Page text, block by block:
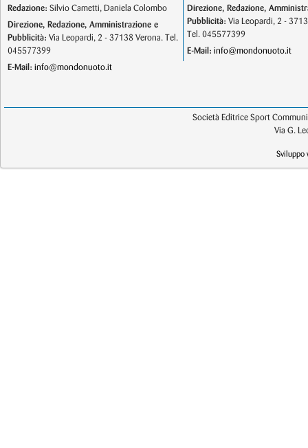
Redazione: Silvio Cametti, Daniela Colombo
Direzione, Redazione, Amministrazione e
Pubblicità: Via Leopardi, 2 - 37138 Verona. Tel.
045577399
E-Mail: info@mondonuoto.it
Direzione, Redazione,
Pubblicità: Via Leopardi, 2 -
Tel. 045577399
E-Mail: info@mondonuoto.it
Società Editrice Sport
Via G.
Sviluppo